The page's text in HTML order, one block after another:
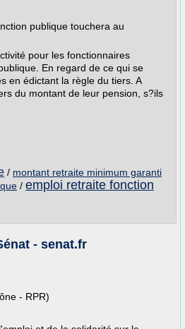
publique touchera au
pour les fonctionnaires
En regard de ce qui se
en édictant la règle du tiers. A
du montant de leur pension, s?ils
/ montant retraite minimum garanti
/ emploi retraite fonction
- senat.fr
- RPR)